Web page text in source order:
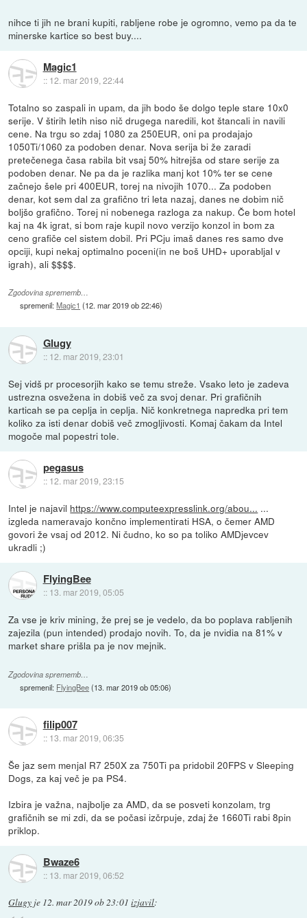
nihce ti jih ne brani kupiti, rabljene robe je ogromno, vemo pa da te
minerske kartice so best buy....
Magic1
:: 12. mar 2019, 22:44
Totalno so zaspali in upam, da jih bodo še dolgo teple stare 10x0
serije. V štirih letih niso nič drugega naredili, kot štancali in navili
cene. Na trgu so zdaj 1080 za 250EUR, oni pa prodajajo
1050Ti/1060 za podoben denar. Nova serija bi že zaradi
pretečenega časa rabila bit vsaj 50% hitrejša od stare serije za
podoben denar. Ne pa da je razlika manj kot 10% ter se cene
začnejo šele pri 400EUR, torej na nivojih 1070... Za podoben
denar, kot sem dal za grafično tri leta nazaj, danes ne dobim nič
boljšo grafično. Torej ni nobenega razloga za nakup. Če bom hotel
kaj na 4k igrat, si bom raje kupil novo verzijo konzol in bom za
ceno grafiče cel sistem dobil. Pri PCju imaš danes res samo dve
opciji, kupi nekaj optimalno poceni(in ne boš UHD+ uporabljal v
igrah), ali $$$$.
Zgodovina sprememb…
spremenil:Magic1 (12. mar 2019 ob 22:46)
Glugy
:: 12. mar 2019, 23:01
Sej vidš pr procesorjih kako se temu streže. Vsako leto je zadeva
ustrezna osvežena in dobiš več za svoj denar. Pri grafičnih
karticah se pa ceplja in ceplja. Nič konkretnega napredka pri tem
koliko za isti denar dobiš več zmogljivosti. Komaj čakam da Intel
mogoče mal popestri tole.
pegasus
:: 12. mar 2019, 23:15
Intel je najavil https://www.computeexpresslink.org/abou... ...
izgleda nameravajo končno implementirati HSA, o čemer AMD
govori že vsaj od 2012. Ni čudno, ko so pa toliko AMDjevcev
ukradli ;)
FlyingBee
:: 13. mar 2019, 05:05
Za vse je kriv mining, že prej se je vedelo, da bo poplava rabljenih
zajezila (pun intended) prodajo novih. To, da je nvidia na 81% v
market share prišla pa je nov mejnik.
Zgodovina sprememb…
spremenil: FlyingBee(13. mar 2019 ob 05:06)
filip007
:: 13. mar 2019, 06:35
Še jaz sem menjal R7 250X za 750Ti pa pridobil 20FPS v Sleeping
Dogs, za kaj več je pa PS4.
Izbira je važna, najbolje za AMD, da se posveti konzolam, trg
grafičnih se mi zdi, da se počasi izčrpuje, zdaj že 1660Ti rabi 8pin
priklop.
Bwaze6
:: 13. mar 2019, 06:52
Glugy je 12. mar 2019 ob 23:01 izjavil: